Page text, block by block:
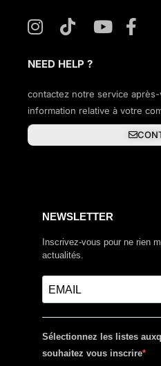
NEED HELP ?
contactez notre service
information relative à votre
NEWSLETTER
Inscrivez-vous pour ne rien
actualités.
Sélectionnez les listes
souhaitez vous inscrire